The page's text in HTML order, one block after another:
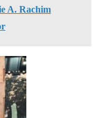
A. Rachim